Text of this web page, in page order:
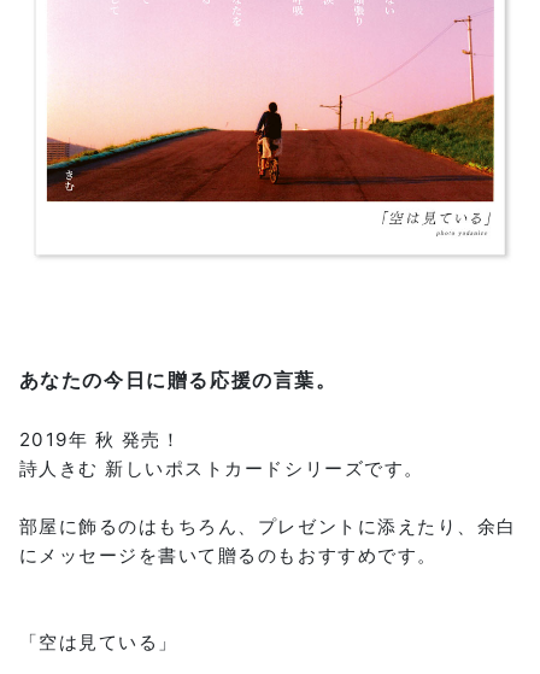
あなたの今日に贈る応援の言葉。
2019年 秋 発売！
詩人きむ 新しいポストカードシリーズです。
部屋に飾るのはもちろん、プレゼントに添えたり、余白
にメッセージを書いて贈るのもおすすめです。
「空は見ている」